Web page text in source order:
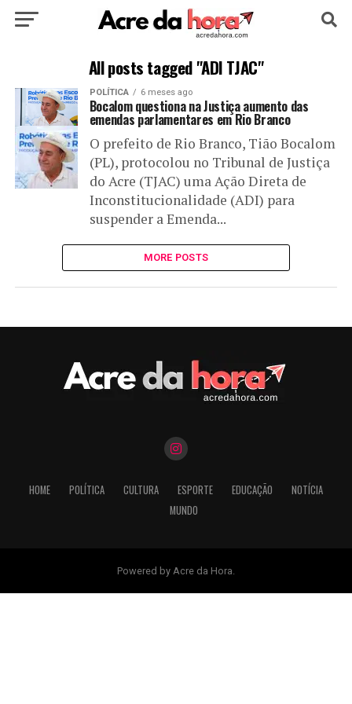
POLÍTICA CULTURA ESPORTE
EDUCAÇÃO NOTÍCIA MUNDO
All posts tagged "ADI TJAC"
POLÍTICA 6 meses ago
Bocalom questiona na Justiça aumento das
emendas parlamentares em Rio Branco
O prefeito de Rio Branco, Tião Bocalom
(PL), protocolou no Tribunal de Justiça
do Acre (TJAC) uma Ação Direta de
Inconstitucionalidade (ADI) para
suspender a Emenda...
MORE POSTS
HOME POLÍTICA CULTURA ESPORTE EDUCAÇÃO
NOTÍCIA
MUNDO
Powered by Acre da Hora.